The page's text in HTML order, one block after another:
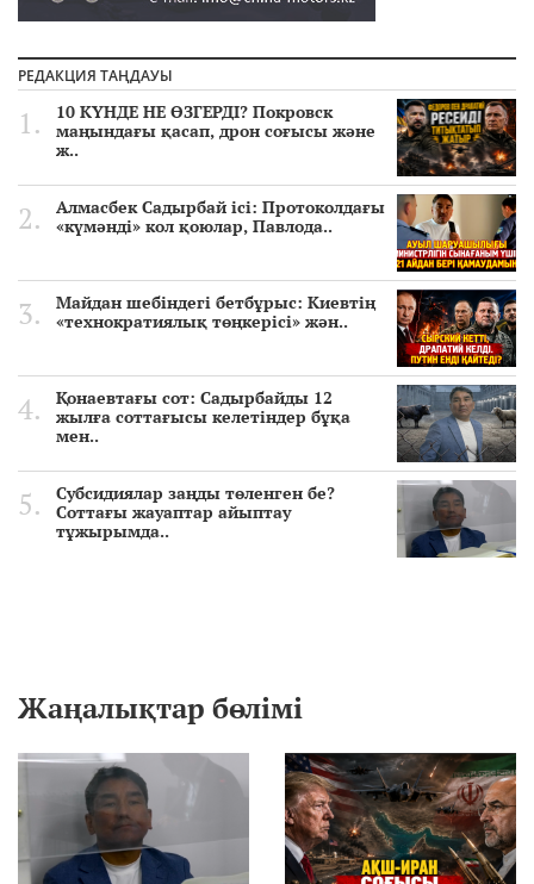
РЕДАКЦИЯ ТАҢДАУЫ
10 КҮНДЕ НЕ ӨЗГЕРДІ? Покровск
маңындағы қасап, дрон соғысы және
ж..
Алмасбек Садырбай ісі: Протоколдағы
«күмәнді» кол қоюлар, Павлода..
Майдан шебіндегі бетбұрыс: Киевтің
«технократиялық төңкерісі» жән..
Қонаевтағы сот: Садырбайды 12
жылға соттағысы келетіндер бұқа
мен..
Субсидиялар заңды төленген бе?
Соттағы жауаптар айыптау
тұжырымда..
Жаңалықтар бөлімі